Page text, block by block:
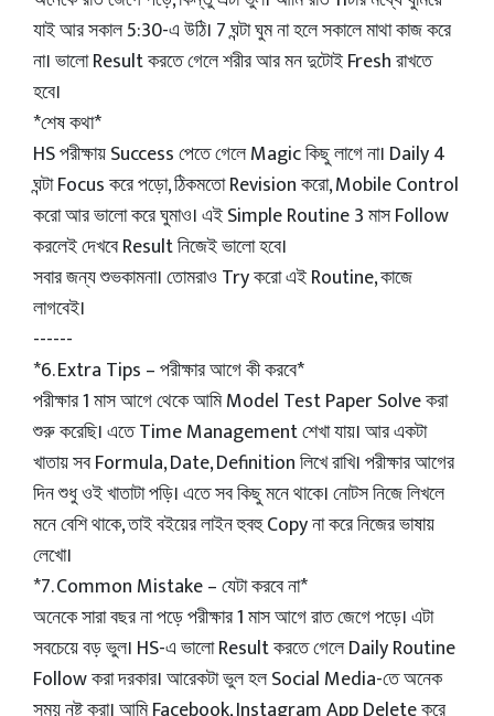
যাই আর সকাল 5:30-এ উঠি। 7 ঘন্টা ঘুম না হলে সকালে মাথা কাজ করে
না। ভালো Result করতে গেলে শরীর আর মন দুটোই Fresh রাখতে
হবে।
*শেষ কথা*
HS পরীক্ষায় Success পেতে গেলে Magic কিছু লাগে না। Daily 4
ঘন্টা Focus করে পড়ো, ঠিকমতো Revision করো, Mobile Control
করো আর ভালো করে ঘুমাও। এই Simple Routine 3 মাস Follow
করলেই দেখবে Result নিজেই ভালো হবে।
সবার জন্য শুভকামনা। তোমরাও Try করো এই Routine, কাজে
লাগবেই।
------
*6. Extra Tips – পরীক্ষার আগে কী করবে*
পরীক্ষার 1 মাস আগে থেকে আমি Model Test Paper Solve করা
শুরু করেছি। এতে Time Management শেখা যায়। আর একটা
খাতায় সব Formula, Date, Definition লিখে রাখি। পরীক্ষার আগের
দিন শুধু ওই খাতাটা পড়ি। এতে সব কিছু মনে থাকে। নোটস নিজে লিখলে
মনে বেশি থাকে, তাই বইয়ের লাইন হুবহু Copy না করে নিজের ভাষায়
লেখো।
*7. Common Mistake – যেটা করবে না*
অনেকে সারা বছর না পড়ে পরীক্ষার 1 মাস আগে রাত জেগে পড়ে। এটা
সবচেয়ে বড় ভুল। HS-এ ভালো Result করতে গেলে Daily Routine
Follow করা দরকার। আরেকটা ভুল হল Social Media-তে অনেক